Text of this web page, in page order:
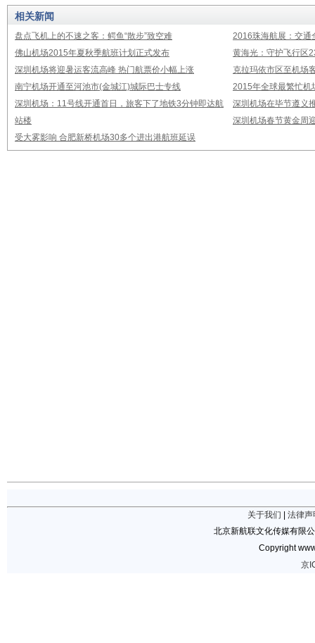
相关新闻
盘点飞机上的不速之客：鳄鱼“散步”致空难
2016珠海航展：交通
佛山机场2015年夏秋季航班计划正式发布
黄海光：守护飞行区
深圳机场将迎暑运客流高峰 热门航票价小幅上涨
克拉玛依市区至机场
南宁机场开通至河池市(金城江)城际巴士专线
2015年全球最繁忙机
深圳机场：11号线开通首日，旅客下了地铁3分钟即达航
站楼
深圳机场在毕节遵义
深圳机场春节黄金周
受大雾影响 合肥新桥机场30多个进出港航班延误
关于我们
法律声
北京新航联文化传媒有限
Copyright
京